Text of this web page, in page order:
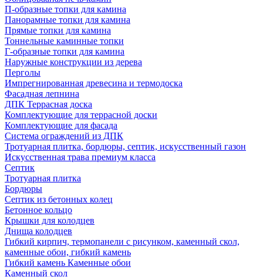
П-образные топки для камина
Панорамные топки для камина
Прямые топки для камина
Тоннельные каминные топки
Г-образные топки для камина
Наружные конструкции из дерева
Перголы
Импрегнированная древесина и термодоска
Фасадная лепнина
ДПК Террасная доска
Комплектующие для террасной доски
Комплектующие для фасада
Система ограждений из ДПК
Тротуарная плитка, бордюры, септик, искусственный газон
Искусственная трава премиум класса
Септик
Тротуарная плитка
Бордюры
Септик из бетонных колец
Бетонное кольцо
Крышки для колодцев
Днища колодцев
Гибкий кирпич, термопанели с рисунком, каменный скол,
каменные обои, гибкий камень
Гибкий камень Каменные обои
Каменный скол